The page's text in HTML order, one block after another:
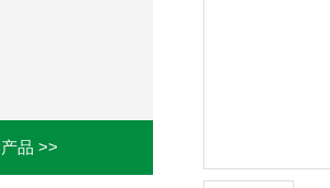
品 >>